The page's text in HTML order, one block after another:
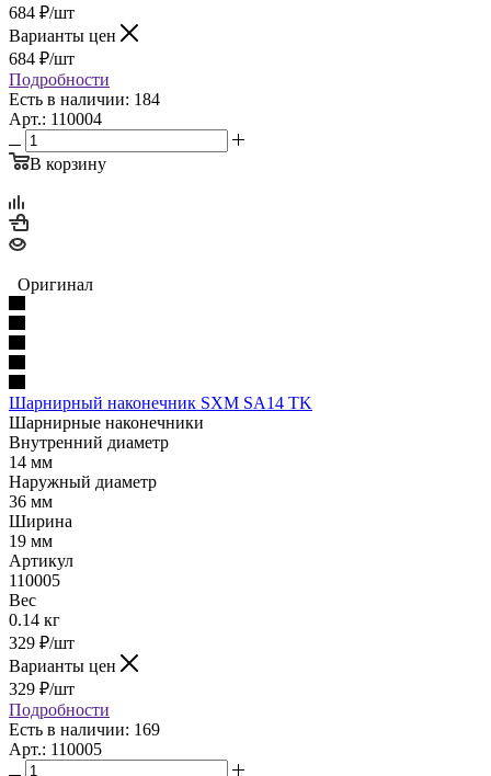
684 ₽/шт
Варианты цен
684 ₽/шт
Подробности
Есть в наличии: 184
Арт.: 110004
В корзину
Оригинал
Шарнирный наконечник SXM SA14 TK
Шарнирные наконечники
Внутренний диаметр
14 мм
Наружный диаметр
36 мм
Ширина
19 мм
Артикул
110005
Вес
0.14 кг
329 ₽/шт
Варианты цен
329 ₽/шт
Подробности
Есть в наличии: 169
Арт.: 110005